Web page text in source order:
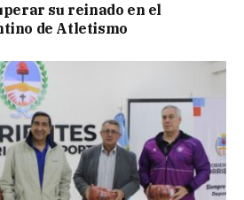
su reinado en el
de Atletismo